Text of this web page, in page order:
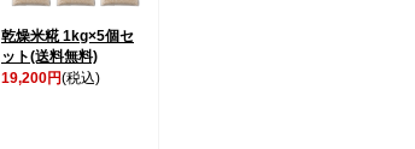
乾燥米糀 1kg×5個セ
ット(送料無料)
19,200円(税込)